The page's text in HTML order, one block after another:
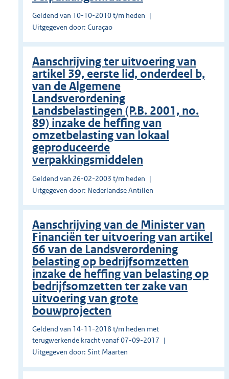
Geldend van 10-10-2010 t/m heden
Uitgegeven door: Curaçao
Aanschrijving ter uitvoering van
artikel 39, eerste lid, onderdeel b,
van de Algemene
Landsverordening
Landsbelastingen (P.B. 2001, no.
89) inzake de heffing van
omzetbelasting van lokaal
geproduceerde
verpakkingsmiddelen
Geldend van 26-02-2003 t/m heden
Uitgegeven door: Nederlandse Antillen
Aanschrijving van de Minister van
Financiën ter uitvoering van artikel
66 van de Landsverordening
belasting op bedrijfsomzetten
inzake de heffing van belasting op
bedrijfsomzetten ter zake van
uitvoering van grote
bouwprojecten
Geldend van 14-11-2018 t/m heden met
terugwerkende kracht vanaf 07-09-2017
Uitgegeven door: Sint Maarten